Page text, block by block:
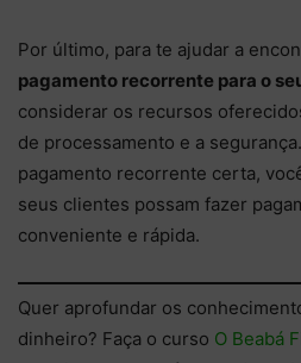
Por último, para te ajudar a
pagamento recorrente para o
considerar os recursos
de processamento e a
pagamento recorrente certa,
seus clientes possam fazer
conveniente e rápida.
Quer aprofundar os
dinheiro? Faça o curso O Beabá